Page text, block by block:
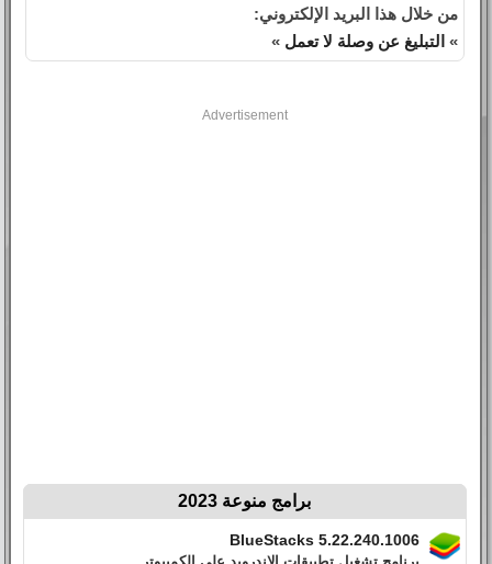
من خلال هذا البريد الإلكتروني:
» التبليغ عن وصلة لا تعمل »
Advertisement
برامج منوعة 2023
BlueStacks 5.22.240.1006